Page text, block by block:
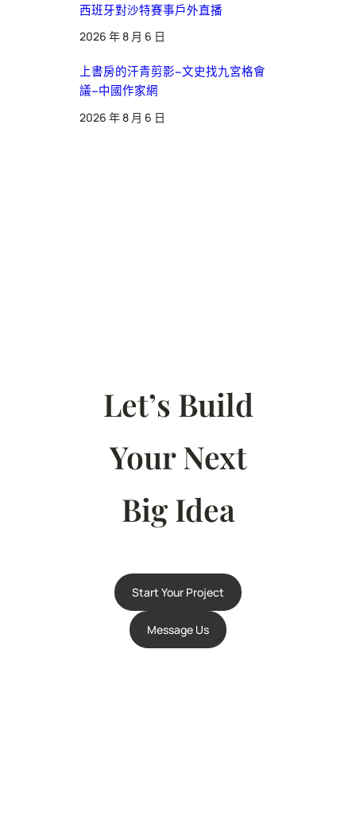
西班牙對沙特賽事戶外直播
2026 年 8 月 6 日
上書房的汗青剪影–文史找九宮格會
議–中國作家網
2026 年 8 月 6 日
Let’s Build
Your Next
Big Idea
Start Your Project
Message Us